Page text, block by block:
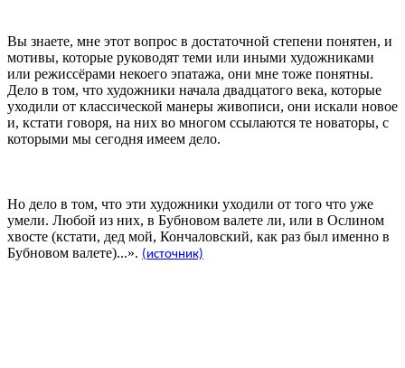
Вы знаете, мне этот вопрос в достаточной степени понятен, и
мотивы, которые руководят теми или иными художниками
или режиссёрами некоего эпатажа, они мне тоже понятны.
Дело в том, что художники начала двадцатого века, которые
уходили от классической манеры живописи, они искали новое
и, кстати говоря, на них во многом ссылаются те новаторы, с
которыми мы сегодня имеем дело.
Но дело в том, что эти художники уходили от того что уже
умели. Любой из них, в Бубновом валете ли, или в Ослином
хвосте (кстати, дед мой, Кончаловский, как раз был именно в
Бубновом валете)...». (источник)